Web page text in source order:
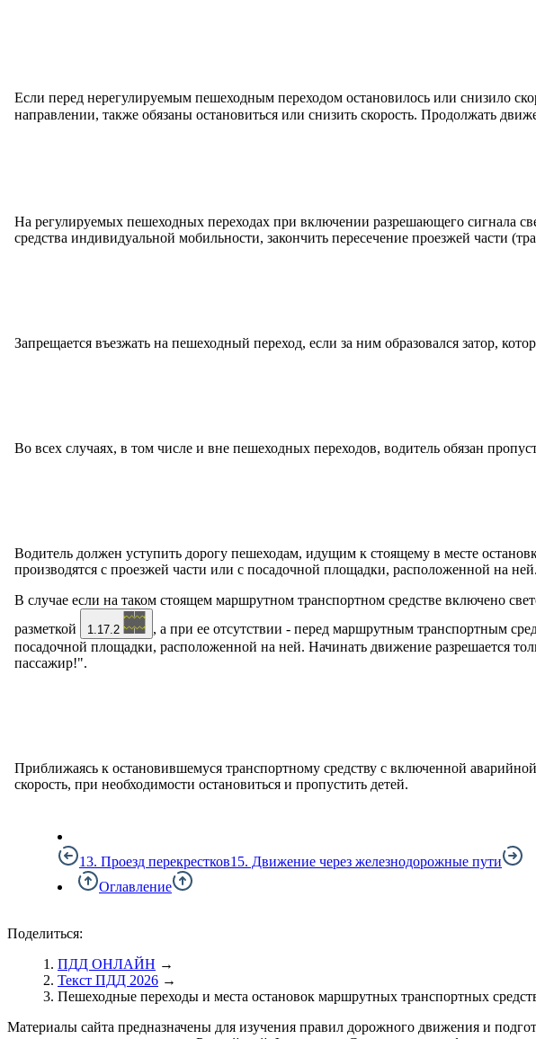
Если перед нерегулируемым пешеходным переходом остановилось или снизило
направлении, также обязаны остановиться или снизить скорость. Продолжать
На регулируемых пешеходных переходах при включении разрешающего сигнала
средства индивидуальной мобильности, закончить пересечение проезжей части
Запрещается въезжать на пешеходный переход, если за ним образовался затор,
Во всех случаях, в том числе и вне пешеходных переходов, водитель обязан
Водитель должен уступить дорогу пешеходам, идущим к стоящему в месте
производятся с проезжей части или с посадочной площадки, расположенной на ней.
В случае если на таком стоящем маршрутном транспортном средстве включено
разметкой
1.17.2
, а при ее отсутствии - перед маршрутным транспортным
посадочной площадки, расположенной на ней. Начинать движение разрешается
пассажир!".
Приближаясь к остановившемуся транспортному средству с включенной
скорость, при необходимости остановиться и пропустить детей.
13. Проезд перекрестков15. Движение через железнодорожные пути
Оглавление
Поделиться:
ПДД ОНЛАЙН →
Текст ПДД 2026 →
Пешеходные переходы и места остановок маршрутных транспортных
Материалы сайта предназначены для изучения правил дорожного движения и